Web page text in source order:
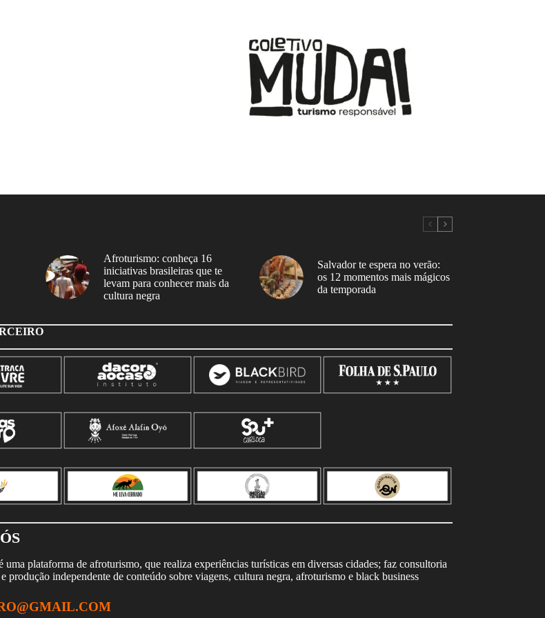
Afroturismo: conheça 16
iniciativas brasileiras que te
levam para conhecer mais da
cultura negra
Salvador te espera no verão:
os 12 momentos mais mágicos
da temporada
uma plataforma de afroturismo, que realiza experiências turísticas em diversas cidades; faz consultoria
produção independente de conteúdo sobre viagens, cultura negra, afroturismo e black business